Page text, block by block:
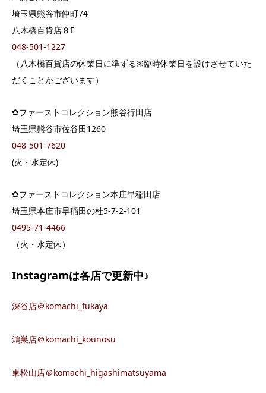
埼玉県熊谷市仲町74
八木橋百貨店８F
048-501-1227
（八木橋百貨店の休業日に準ずる※臨時休業日を設けさせていた
だくことがございます）
✿ファーストコレクション熊谷行田店
埼玉県熊谷市佐谷田1260
048-501-7620
(火・水定休)
✿ファーストコレクション本庄早稲田店
埼玉県本庄市早稲田の杜5-7-2-101
0495-71-4466
（火・水定休）
Instagramは各店で更新中♪
深谷店＠komachi_fukaya
鴻巣店＠komachi_kounosu
東松山店＠komachi_higashimatsuyama